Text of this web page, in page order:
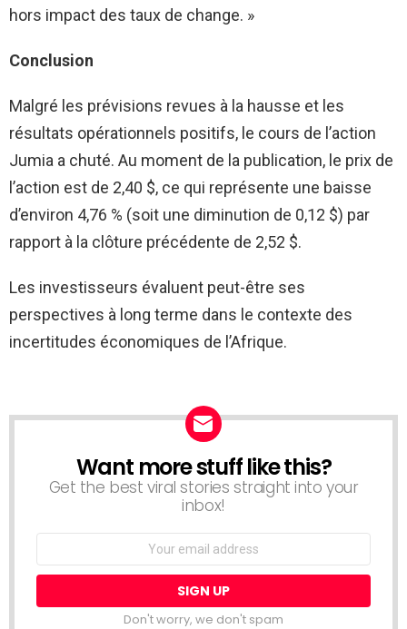
hors impact des taux de change. »
Conclusion
Malgré les prévisions revues à la hausse et les
résultats opérationnels positifs, le cours de l’action
Jumia a chuté. Au moment de la publication, le prix de
l’action est de 2,40 $, ce qui représente une baisse
d’environ 4,76 % (soit une diminution de 0,12 $) par
rapport à la clôture précédente de 2,52 $.
Les investisseurs évaluent peut-être ses
perspectives à long terme dans le contexte des
incertitudes économiques de l’Afrique.
NEWSLETTER
Want more stuff like this?
Get the best viral stories straight into your
inbox!
Email
Don't worry, we don't spam